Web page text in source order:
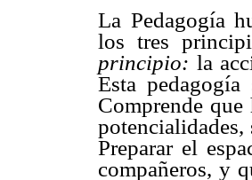
La Pedagogía
los tres
principio: la
Esta
Comprende
Preparar el
compañeros, y